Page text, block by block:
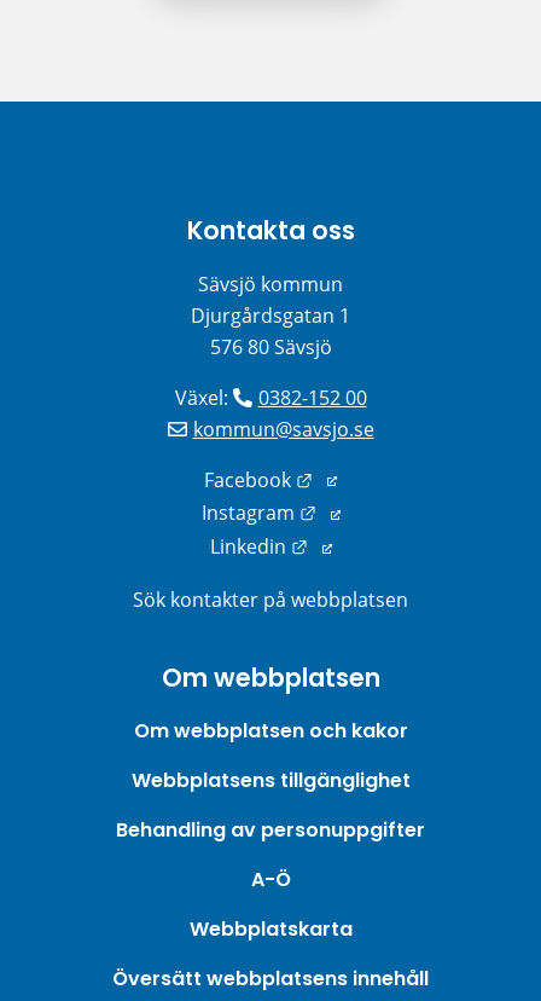
Kontakta oss
Sävsjö kommun
Djurgårdsgatan 1
576 80 Sävsjö
Växel:
0382-152 00
kommun@savsjo.se
Facebook
Länk till annan
Instagram
Länk till annan
Linkedin
Länk till annan webbplats.
Sök kontakter på webbplatsen
Om webbplatsen
Om webbplatsen och kakor
Webbplatsens tillgänglighet
Behandling av personuppgifter
A-Ö
Webbplatskarta
Översätt webbplatsens innehåll